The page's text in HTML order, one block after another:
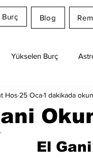
Blog
Yükselen Burç
Burcu Günlük Burç
Hos 25 Oca1 dakikada
NaN yıldız
El